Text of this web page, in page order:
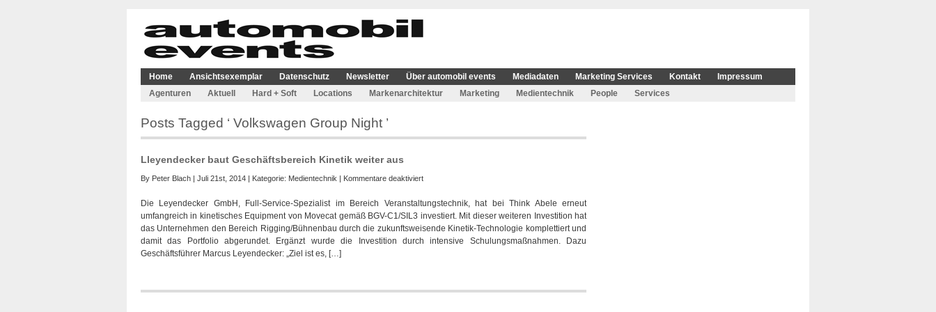
Home Ansichtsexemplar Datenschutz Newsletter Über automobil events Mediadaten Marketing Services Kontakt
Impressum
Agenturen
Aktuell Hard + Soft Locations Markenarchitektur Marketing Medientechnik People Services
Posts Tagged ‘ Volkswagen Group Night ’
Lleyendecker baut Geschäftsbereich Kinetik weiter aus
By Peter Blach | Juli 21st, 2014 | Kategorie: Medientechnik | Kommentare deaktiviertfür
baut
Geschäftsbereich
Kinetik
weiter
Die Leyendecker GmbH, Full-Service-Spezialist im Bereich Veranstaltungstechnik, hat bei Think Abele erneut
umfangreich in kinetisches Equipment von Movecat gemäß BGV-C1/SIL3 investiert. Mit dieser weiteren Investition hat
das Unternehmen den Bereich Rigging/Bühnenbau durch die zukunftsweisende Kinetik-Technologie komplettiert und
damit das Portfolio abgerundet. Ergänzt wurde die Investition durch intensive Schulungsmaßnahmen. Dazu
Geschäftsführer Marcus Leyendecker: „Ziel ist es, […]